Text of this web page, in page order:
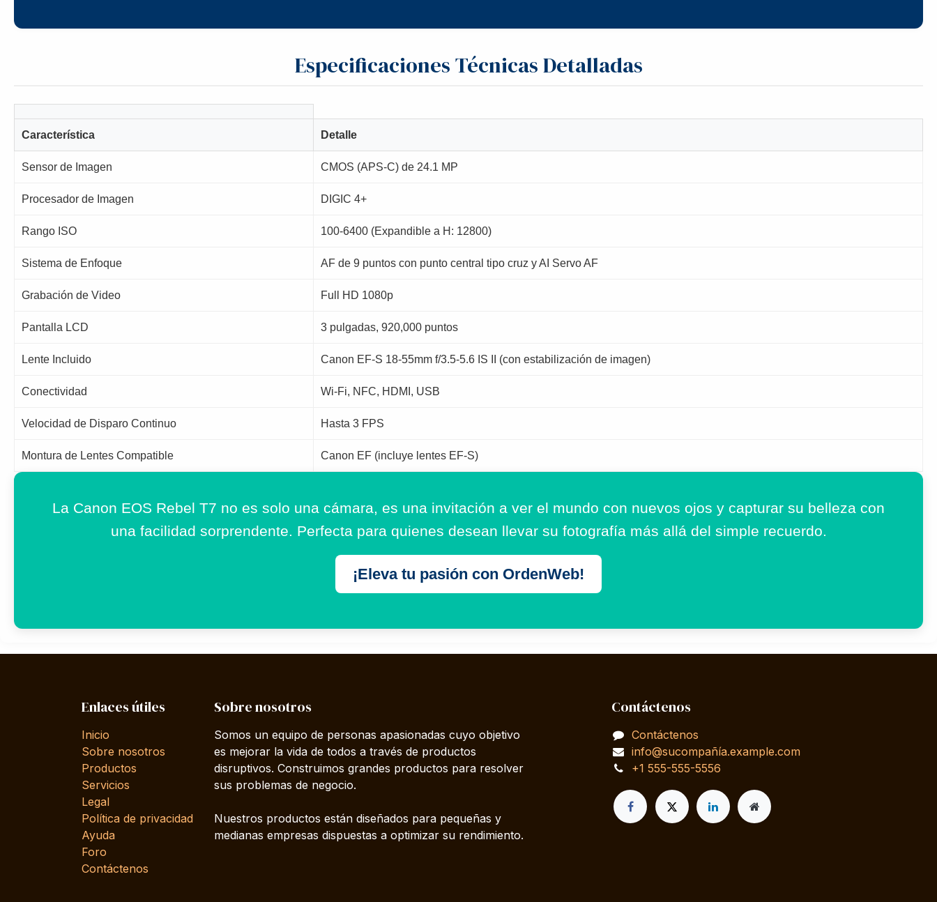
Especificaciones Técnicas Detalladas
Característica Detalle
Sensor de Imagen CMOS (APS-C) de 24.1 MP
Procesador de Imagen DIGIC 4+
Rango ISO 100-6400 (Expandible a H: 12800)
Sistema de Enfoque AF de 9 puntos con punto central tipo cruz y AI Servo AF
Grabación de Video Full HD 1080p
Pantalla LCD 3 pulgadas, 920,000 puntos
Lente Incluido Canon EF-S 18-55mm f/3.5-5.6 IS II (con estabilización de imagen)
Conectividad Wi-Fi, NFC, HDMI, USB
Velocidad de Disparo Continuo Hasta 3 FPS
Montura de Lentes Compatible Canon EF (incluye lentes EF-S)
La Canon EOS Rebel T7 no es solo una cámara, es una invitación a ver el mundo con nuevos ojos y capturar su belleza con
una facilidad sorprendente. Perfecta para quienes desean llevar su fotografía más allá del simple recuerdo.
¡Eleva tu pasión con OrdenWeb!
Enlaces útiles
Inicio
Sobre nosotros
Productos
Servicios
Legal
Política de privacidad
Ayuda
Foro
Contáctenos
Sobre nosotros
Somos un equipo de personas apasionadas cuyo objetivo
es mejorar la vida de todos a través de productos
disruptivos. Construimos grandes productos para resolver
sus problemas de negocio.
Nuestros productos están diseñados para pequeñas y
medianas empresas dispuestas a optimizar su rendimiento.
Contáctenos
Contáctenos
info@sucompañía.example.com
+1 555-555-5556